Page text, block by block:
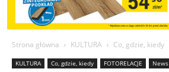
Strona główna KULTURA Co, gdzie, kiedy
KULTURA Co, gdzie, kiedy FOTORELACJE News